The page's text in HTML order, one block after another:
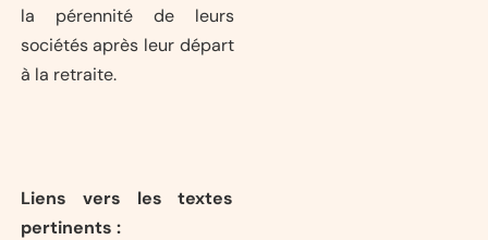
la pérennité de leurs
sociétés après leur départ
à la retraite.
Liens vers les textes
pertinents :